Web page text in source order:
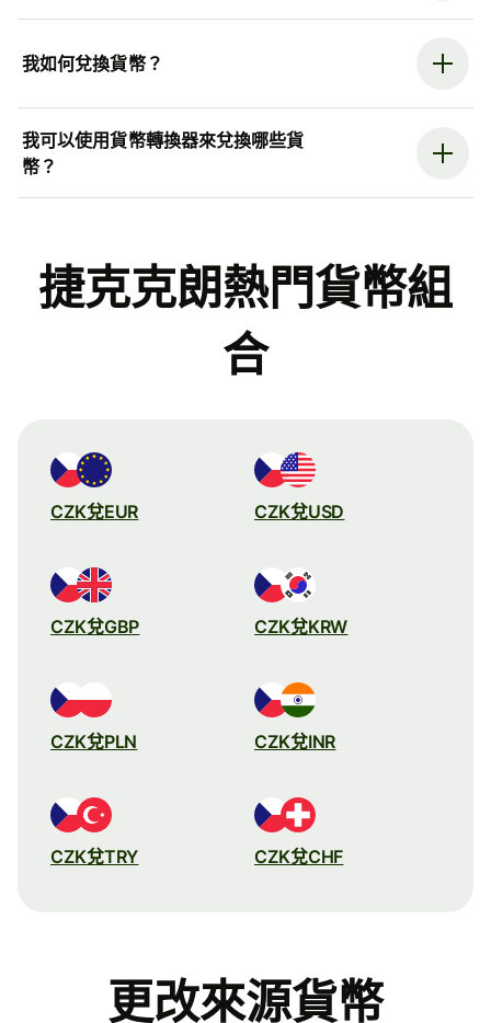
我如何兌換貨幣？
我可以使用貨幣轉換器來兌換哪些貨
幣？
捷克克朗熱門貨幣組
合
CZK兌EUR CZK兌USD
CZK兌GBP CZK兌KRW
CZK兌PLN CZK兌INR
CZK兌TRY CZK兌CHF
更改來源貨幣